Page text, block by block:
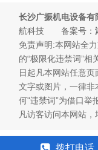
长沙广振机电设备有
航科技 备案号：
免责声明:本网站全
的“极限化违禁词”相
日起凡本网站任意页
文字或图片，一律
何"违禁词”为借口举
凡访客访问本网站，
拨打电话